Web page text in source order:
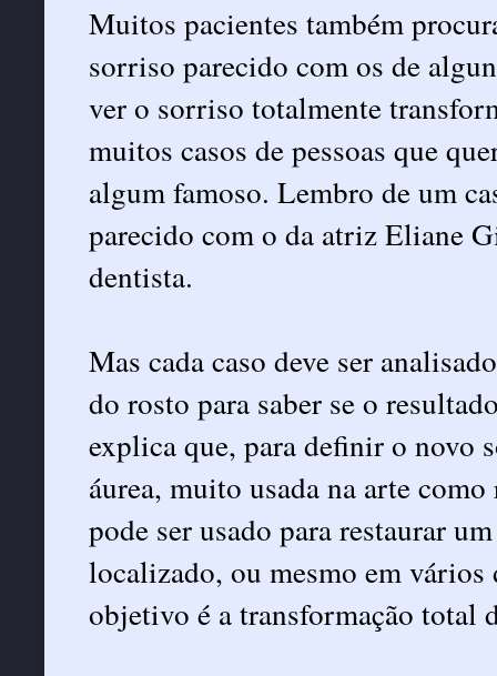
Muitos pacientes também
sorriso parecido com os de
ver o sorriso totalmente
muitos casos de pessoas que
algum famoso. Lembro de um
parecido com o da atriz Eliane
dentista.
Mas cada caso deve ser
do rosto para saber se o
explica que, para definir o novo
áurea, muito usada na arte
pode ser usado para restaurar
localizado, ou mesmo em
objetivo é a transformação total